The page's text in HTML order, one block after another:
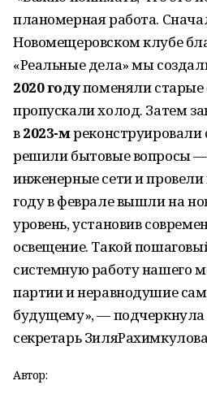
планомерная работа.
Новомещеровском клубе
«Реальные дела» мы
2020 годупоменяли старые
пропускали холод. Затем
в2023-мреконструировали
решили бытовые вопросы
инженерные сети и провели
году в феврале вышли на
уровень, установив
освещение. Такой
системную работу нашего
партии и неравнодушие
будущему», —
секретарь
Автор: